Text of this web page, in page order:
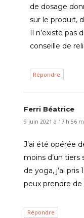
de dosage
sur le produit,
Il n’existe pas
conseille de
Répondre
Ferri Béatrice
9 juin 2021 à 17 h 56
J’ai été opérée
moins d’un tiers
de yoga, j’ai
peux prendre de
Répondre